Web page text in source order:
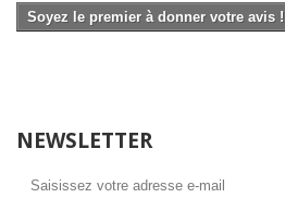
Soyez le premier à donner votre avis !
NEWSLETTER